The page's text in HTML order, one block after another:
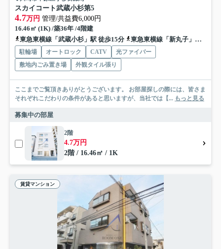
スカイコート武蔵小杉第5
4.7万円 管理/共益費6,000円
16.46㎡ (1K) /築36年 /4階建
東急東横線「武蔵小杉」駅 徒歩15分
東急東横線「新丸子」駅 徒歩14分
駐輪場 オートロック CATV
光ファイバー
敷地内ごみ置き場
外観タイル張り
ここまでご覧頂きありがとうございます。 お部屋探しの際には、皆さま
それぞれこだわりの条件があると思いますが、当社では【... もっと見る
募集中の部屋
2階
4.7万円
2階 / 16.46㎡ / 1K
賃貸マンション